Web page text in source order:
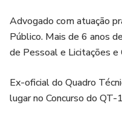
Advogado com atuação
Público. Mais de 6 anos
de Pessoal e Licitações e
Ex-oficial do Quadro
lugar no Concurso do QT-